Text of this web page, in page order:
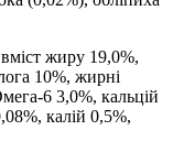
жиру 19,0%,
10%, жирні
6 3,0%, кальцій
калій 0,5%,